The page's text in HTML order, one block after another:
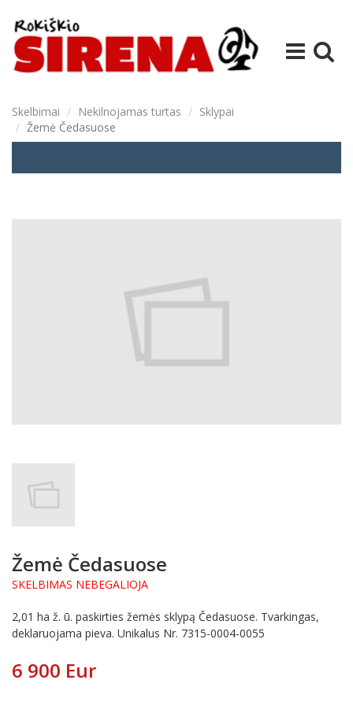
Skelbimai Nekilnojamas turtas
Sklypai
Žemė Čedasuose
Žemė Čedasuose
SKELBIMAS NEBEGALIOJA
2,01 ha ž. ū. paskirties žemės sklypą Čedasuose. Tvarkingas,
deklaruojama pieva. Unikalus Nr. 7315-0004-0055
6 900 Eur